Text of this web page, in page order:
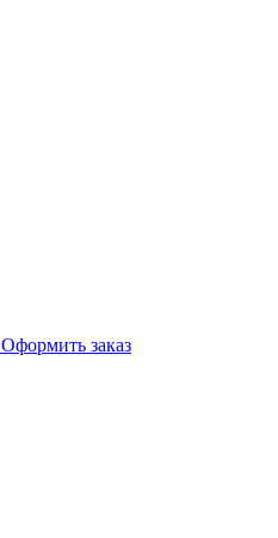
Оформить заказ